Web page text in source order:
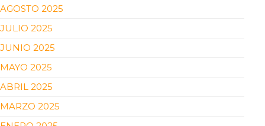
AGOSTO 2025
JULIO 2025
JUNIO 2025
MAYO 2025
ABRIL 2025
MARZO 2025